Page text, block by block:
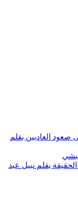
صعود العاديين بقلم
بقلم نبيل عبد